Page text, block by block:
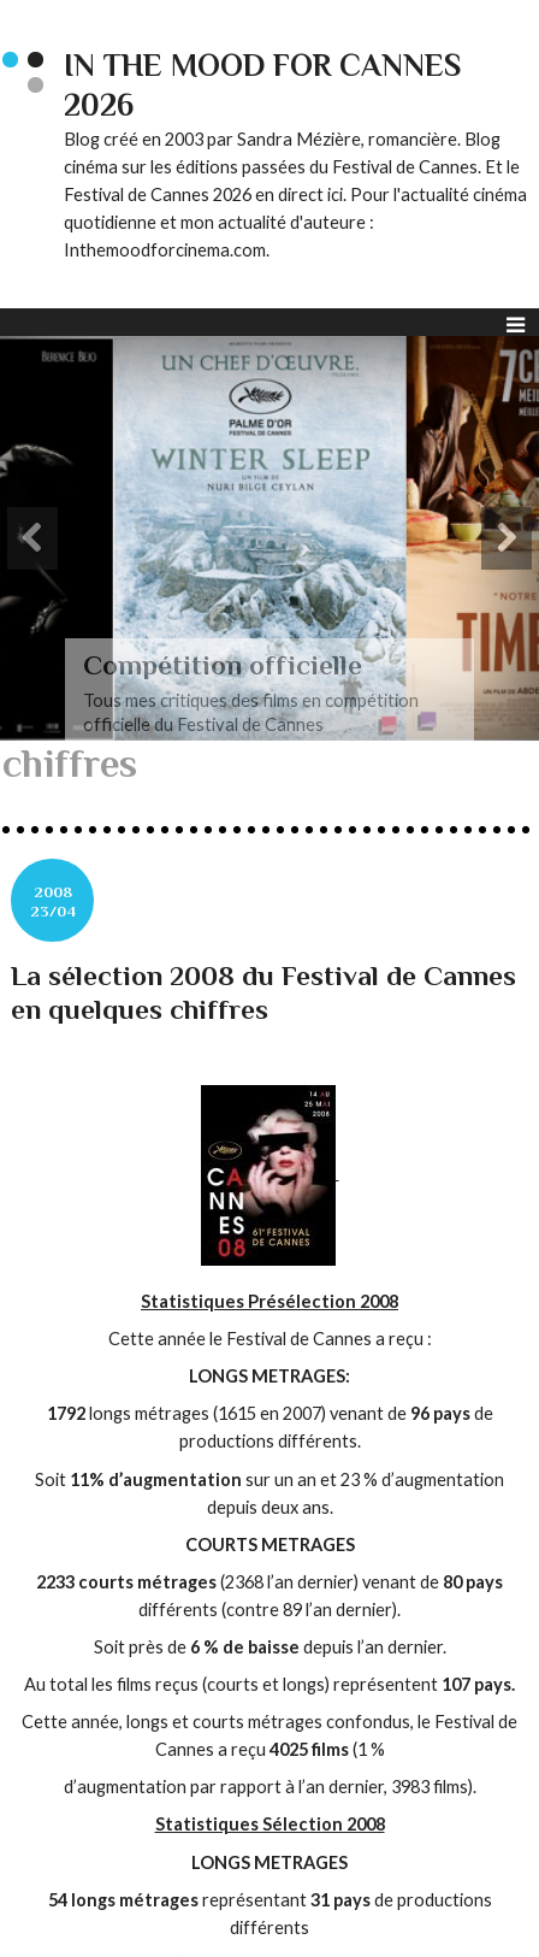
IN THE MOOD FOR CANNES
2026
Blog créé en 2003 par Sandra Mézière, romancière. Blog
cinéma sur les éditions passées du Festival de Cannes. Et le
Festival de Cannes 2026 en direct ici. Pour l'actualité cinéma
quotidienne et mon actualité d'auteure :
Inthemoodforcinema.com.
Compétition officielle
Tous mes critiques des films en compétition
officielle du Festival de Cannes
chiffres
2008
23/04
La sélection 2008 du Festival de Cannes
en quelques chiffres
Statistiques Présélection 2008
Cette année le Festival de Cannes a reçu :
LONGS METRAGES:
1792longs métrages (1615 en 2007) venant de 96 paysde
productions différents.
Soit 11% d’augmentation sur un an et 23 % d’augmentation
depuis deux ans.
COURTS METRAGES
2233 courts métrages(2368 l’an dernier) venant de 80 pays
différents (contre 89 l’an dernier).
Soit près de 6 % de baisse depuis l’an dernier.
Au total les films reçus (courts et longs) représentent 107 pays.
Cette année, longs et courts métrages confondus, le Festival de
Cannes a reçu 4025 films(1 %
d’augmentation par rapport à l’an dernier, 3983 films).
Statistiques Sélection 2008
LONGS METRAGES
54 longs métragesreprésentant31 paysde productions
différents